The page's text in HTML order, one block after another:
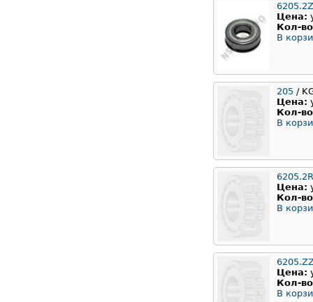
Цена:
Кол-
В
205 /
Цена:
Кол-
В
Цена:
Кол-
В
Цена:
Кол-
В